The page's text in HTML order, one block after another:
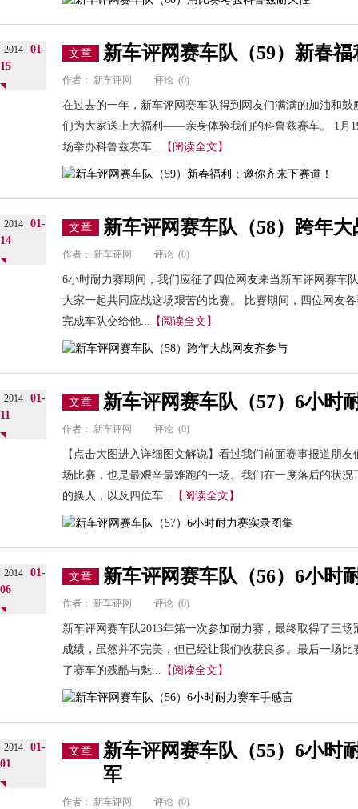
2014
01-
15
文章 新车评网赛车队（59）新春
作者： 新车评网 评论 (0)
在过去的一年，新车评网赛车队得到网友们满满的加油和
们为大家送上大福利——亲身体验我们的科鲁兹赛车。 1月
场举办科鲁兹赛车... 【阅读全文】
2014
01-
14
文章 新车评网赛车队（58）跨年
作者： 新车评网 评论 (0)
6小时耐力赛期间，我们应征了四位网友来当新车评网赛车
大家一起共同应战这场艰苦的比赛。 比赛期间，四位网友
完成车队交给他... 【阅读全文】
2014
01-
11
文章 新车评网赛车队（57）6小时
作者： 新车评网 评论 (0)
【点击大图进入详细图文解说】看过我们前面赛事报道朋
场比赛，也是最艰辛最难跑的一场。我们在一度落后的状
的换人，以及四位车... 【阅读全文】
2014
01-
06
文章 新车评网赛车队（56）6小时
作者： 新车评网 评论 (0)
新车评网赛车队2013年第一次参加耐力赛，最终取得了三
成绩，虽然并不完美，但已经让我们收获良多。最后一场
了赛车的残酷与魅... 【阅读全文】
2014
01-
01
文章
新车评网赛车队（55）6小时
军
作者： 新车评网 评论 (0)